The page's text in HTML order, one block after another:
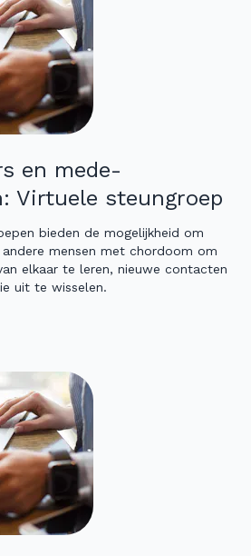
en mede-
Virtuele steungroep
bieden de mogelijkheid om
mensen met chordoom om
elkaar te leren, nieuwe contacten
uit te wisselen.